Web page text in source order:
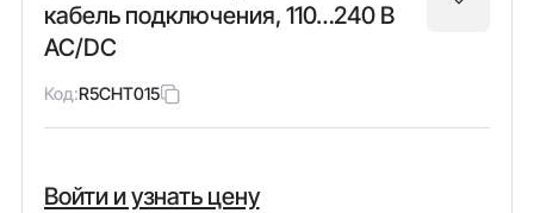
кабель подключения, 110…240 В
AC/DC
Код:R5CHT015
Войти и узнать цену